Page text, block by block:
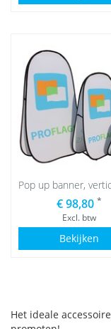
Pop up banner,
€ 98,80 *
Excl. btw
Bekijken
Het ideale